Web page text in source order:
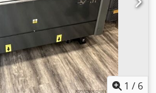
1 / 6